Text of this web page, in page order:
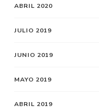
ABRIL 2020
JULIO 2019
JUNIO 2019
MAYO 2019
ABRIL 2019